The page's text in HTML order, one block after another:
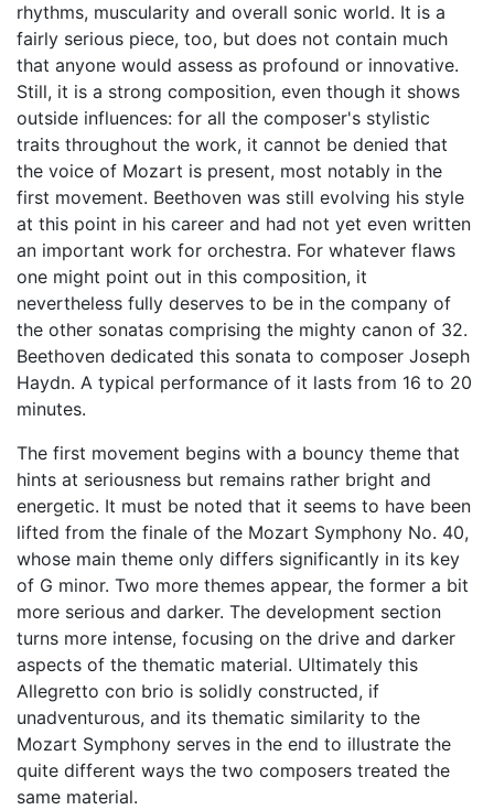
rhythms, muscularity and overall sonic world. It is a
fairly serious piece, too, but does not contain much
that anyone would assess as profound or innovative.
Still, it is a strong composition, even though it shows
outside influences: for all the composer's stylistic
traits throughout the work, it cannot be denied that
the voice of Mozart is present, most notably in the
first movement. Beethoven was still evolving his style
at this point in his career and had not yet even written
an important work for orchestra. For whatever flaws
one might point out in this composition, it
nevertheless fully deserves to be in the company of
the other sonatas comprising the mighty canon of 32.
Beethoven dedicated this sonata to composer Joseph
Haydn. A typical performance of it lasts from 16 to 20
minutes.
The first movement begins with a bouncy theme that
hints at seriousness but remains rather bright and
energetic. It must be noted that it seems to have been
lifted from the finale of the Mozart Symphony No. 40,
whose main theme only differs significantly in its key
of G minor. Two more themes appear, the former a bit
more serious and darker. The development section
turns more intense, focusing on the drive and darker
aspects of the thematic material. Ultimately this
Allegretto con brio is solidly constructed, if
unadventurous, and its thematic similarity to the
Mozart Symphony serves in the end to illustrate the
quite different ways the two composers treated the
same material.